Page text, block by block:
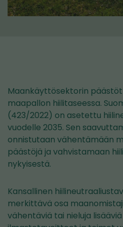
Maankäyttösektorin
maapallon hiilitaseessa.
(423/2022) on asetettu
vuodelle 2035. Sen
onnistutaan vähentämään
päästöjä ja vahvistamaan
nykyisestä.
Kansallinen
merkittävä osa
vähentäviä tai nieluja